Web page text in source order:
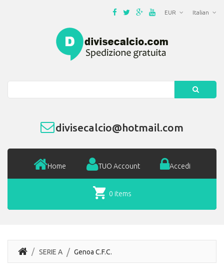
Italian
EUR
divisecalcio@hotmail.com
Home TUO Account Accedi
0 items
SERIE A Genoa C.F.C.